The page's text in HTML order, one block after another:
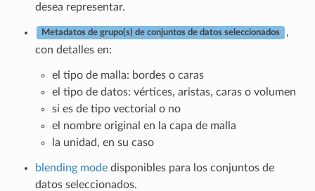
desea representar.
Metadatos de grupo(s) de conjuntos de datos seleccionados
,
con detalles en:
el tipo de malla: bordes o caras
el tipo de datos: vértices, aristas, caras o volumen
si es de tipo vectorial o no
el nombre original en la capa de malla
la unidad, en su caso
blending modedisponibles para los conjuntos de
datos seleccionados.